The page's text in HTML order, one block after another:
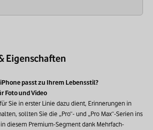
Eigenschaften
passt zu Ihrem Lebensstil?
Foto und Video
Sie in erster Linie dazu dient, Erinnerungen in
sollten Sie die „Pro“- und „Pro Max“-Serien ins
diesem Premium-Segment dank Mehrfach-